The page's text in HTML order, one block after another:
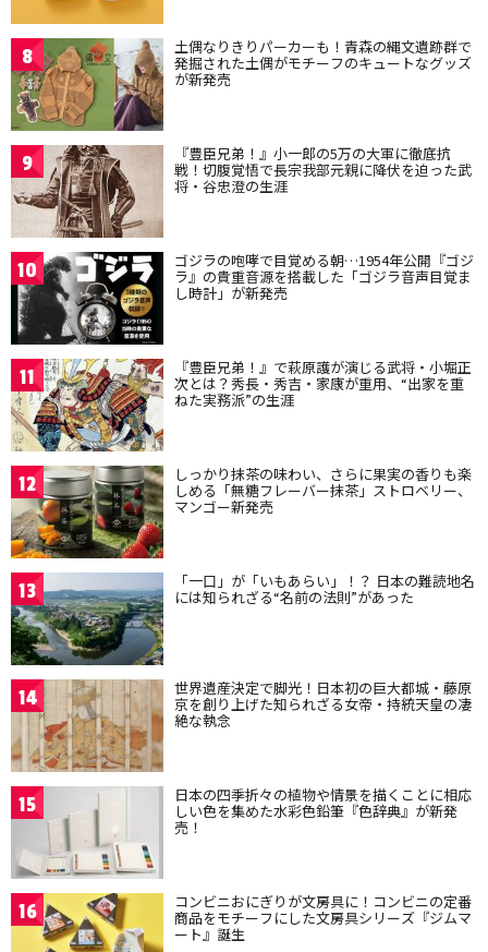
8 土偶なりきりパーカーも！青森の縄文遺跡群で
発掘された土偶がモチーフのキュートなグッズ
が新発売
9 『豊臣兄弟！』小一郎の5万の大軍に徹底抗
戦！切腹覚悟で長宗我部元親に降伏を迫った武
将・谷忠澄の生涯
10 ゴジラの咆哮で目覚める朝…1954年公開『ゴジ
ラ』の貴重音源を搭載した「ゴジラ音声目覚ま
し時計」が新発売
11 『豊臣兄弟！』で萩原護が演じる武将・小堀正
次とは？秀長・秀吉・家康が重用、“出家を重
ねた実務派”の生涯
12 しっかり抹茶の味わい、さらに果実の香りも楽
しめる「無糖フレーバー抹茶」ストロベリー、
マンゴー新発売
13 「一口」が「いもあらい」！？ 日本の難読地名
には知られざる“名前の法則”があった
14 世界遺産決定で脚光！日本初の巨大都城・藤原
京を創り上げた知られざる女帝・持統天皇の凄
絶な執念
15 日本の四季折々の植物や情景を描くことに相応
しい色を集めた水彩色鉛筆『色辞典』が新発
売！
16 コンビニおにぎりが文房具に！コンビニの定番
商品をモチーフにした文房具シリーズ『ジムマ
ート』誕生